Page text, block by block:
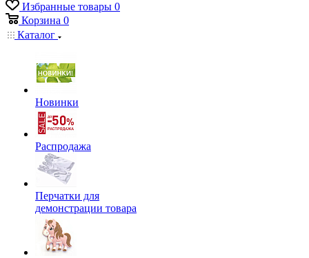
Избранные товары 0
Корзина 0
Каталог
Новинки
Распродажа
Перчатки для
демонстрации товара